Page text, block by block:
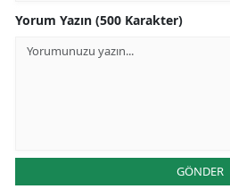
Yorum Yazın (500 Karakter)
GÖNDER